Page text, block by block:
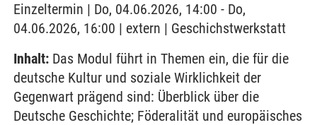
Einzeltermin | Do, 04.06.2026, 14:00 - Do,
04.06.2026, 16:00 | extern | Geschichstwerkstatt
Inhalt: Das Modul führt in Themen ein, die für die
deutsche Kultur und soziale Wirklichkeit der
Gegenwart prägend sind: Überblick über die
Deutsche Geschichte; Föderalität und europäisches